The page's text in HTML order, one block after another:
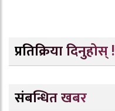
प्रतिक्रिया दिनुहोस् !
संबन्धित खबर